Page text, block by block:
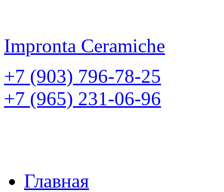
Impronta Ceramiche
+7 (903) 796-78-25
+7 (965) 231-06-96
Главная